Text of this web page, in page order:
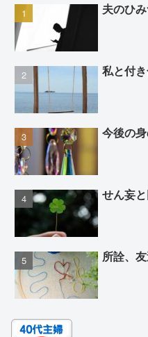
夫のひ
私と付
今後の
せん妄
所詮、